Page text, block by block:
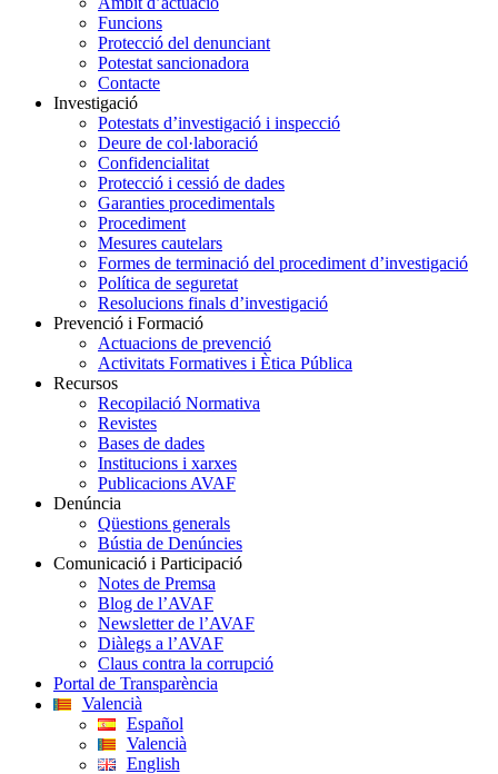
Funcions
Protecció del denunciant
Potestat sancionadora
Contacte
Investigació
Potestats d’investigació i inspecció
Deure de col·laboració
Confidencialitat
Protecció i cessió de dades
Garanties procedimentals
Procediment
Mesures cautelars
Formes de terminació del procediment d’investigació
Política de seguretat
Resolucions finals d’investigació
Prevenció i Formació
Actuacions de prevenció
Activitats Formatives i Ètica Pública
Recursos
Recopilació Normativa
Revistes
Bases de dades
Institucions i xarxes
Publicacions AVAF
Denúncia
Qüestions generals
Bústia de Denúncies
Comunicació i Participació
Notes de Premsa
Blog de l’AVAF
Newsletter de l’AVAF
Diàlegs a l’AVAF
Claus contra la corrupció
Portal de Transparència
Valencià
Español
Valencià
English